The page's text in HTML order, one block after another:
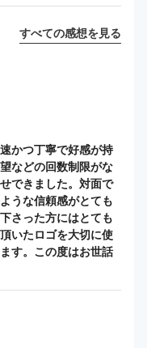
すべての感想を見る
かつ丁寧で好感が持
などの回数制限がな
できました。対面で
うな信頼感がとても
さった方にはとても
いたロゴを大切に使
す。この度はお世話